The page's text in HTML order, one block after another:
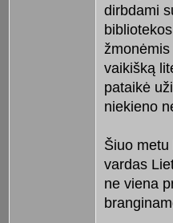
dirbdami
vaikišką
pataikė
niekieno
Šiuo metu
vardas
ne viena